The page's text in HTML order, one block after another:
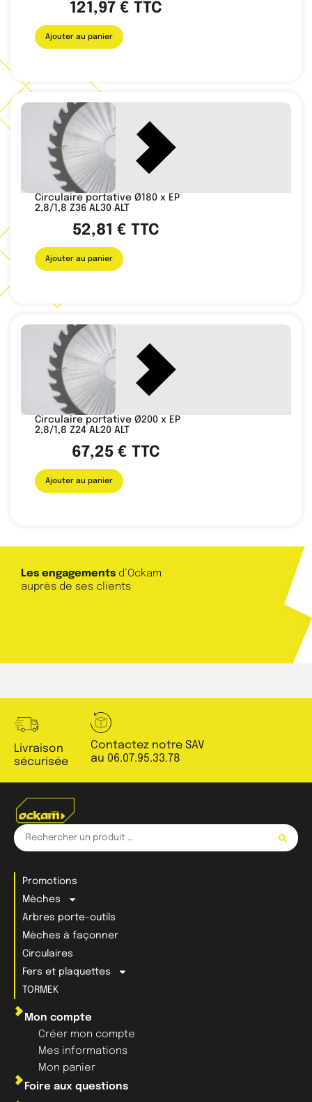
121,97 € TTC
Ajouter au panier
Circulaire portative Ø180 x EP
2,8/1,8 Z36 AL30 ALT
52,81 € TTC
Ajouter au panier
Circulaire portative Ø200 x EP
2,8/1,8 Z24 AL20 ALT
67,25 € TTC
Ajouter au panier
Les engagements d’Ockam
auprès de ses clients
Livraison
sécurisée
Contactez notre SAV
au 06.07.95.33.78
Promotions
Mèches
Arbres porte-outils
Mèches à façonner
Circulaires
Fers et plaquettes
TORMEK
Mon compte
Créer mon compte
Mes informations
Mon panier
Foire aux questions